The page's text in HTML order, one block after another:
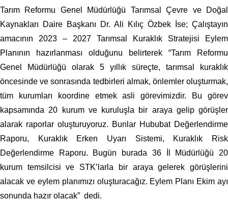
Tarım Reformu Genel Müdürlüğü Tarımsal Çevre ve Doğal
Kaynakları Daire Başkanı Dr. Ali Kılıç Özbek İse; Çalıştayın
amacının 2023 – 2027 Tarımsal Kuraklık Stratejisi Eylem
Planının hazırlanması olduğunu belirterek “Tarım Reformu
Genel Müdürlüğü olarak 5 yıllık süreçte, tarımsal kuraklık
öncesinde ve sonrasında tedbirleri almak, önlemler oluşturmak,
tüm kurumları koordine etmek asli görevimizdir. Bu görev
kapsamında 20 kurum ve kuruluşla bir araya gelip görüşler
alarak raporlar oluşturuyoruz. Bunlar Hububat Değerlendirme
Raporu, Kuraklık Erken Uyarı Sistemi, Kuraklık Risk
Değerlendirme Raporu. Bugün burada 36 İl Müdürlüğü 20
kurum temsilcisi ve STK’larla bir araya gelerek görüşlerini
alacak ve eylem planımızı oluşturacağız. Eylem Planı Ekim ayı
sonunda hazır olacak” dedi.